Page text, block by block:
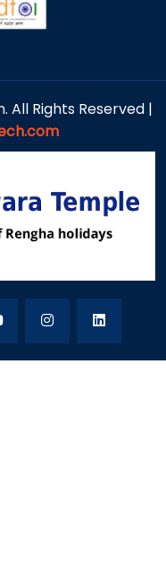
Rights Reserved |